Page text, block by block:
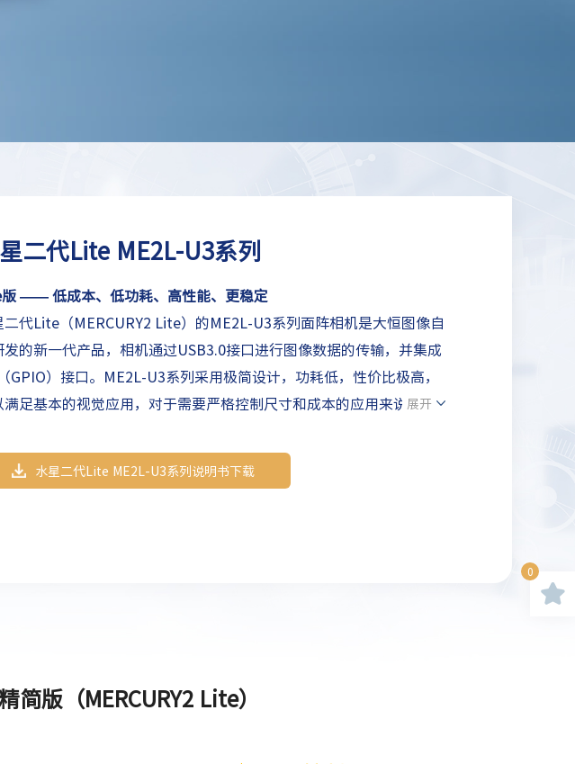
二代Lite ME2L-U3系列
—— 低成本、低功耗、高性能、更稳定
二代Lite（MERCURY2 Lite）的ME2L-U3系列面阵相机是大恒图像自
发的新一代产品，相机通过USB3.0接口进行图像数据的传输，并集成
GPIO）接口。 ME2L-U3系列采用极简设计，功耗低，性价比极高，
满足基本的视觉应用， 对于需要严格控制尺寸和成本的应用来说是比
展开
水星二代Lite ME2L-U3系列说明书下载
简版（MERCURY2 Lite）
0